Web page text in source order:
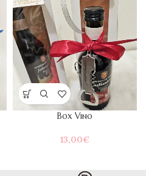
Box Vino
13,00€